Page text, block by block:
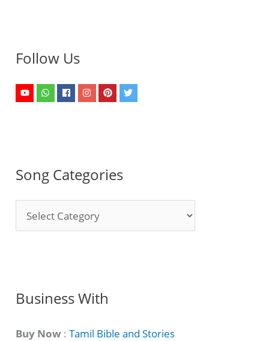
Follow Us
Song Categories
o
C
t
Business With
Buy Now :Tamil Bible and Stories